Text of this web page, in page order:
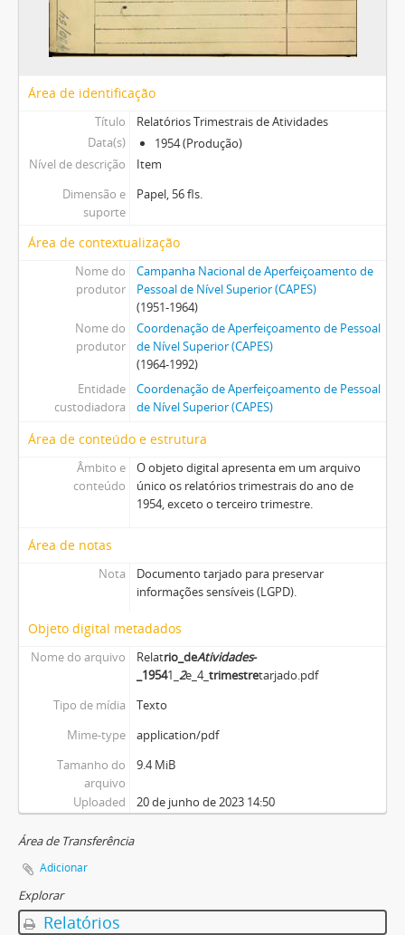
Área de identificação
Título
Relatórios Trimestrais de Atividades
Data(s)
1954 (Produção)
Nível de descrição
Item
Dimensão e
suporte
Papel, 56 fls.
Área de contextualização
Nome do
produtor
Campanha Nacional de Aperfeiçoamento de
Pessoal de Nível Superior (CAPES)
(1951-1964)
Nome do
produtor
Coordenação de Aperfeiçoamento de Pessoal
de Nível Superior (CAPES)
(1964-1992)
Entidade
custodiadora
Coordenação de Aperfeiçoamento de Pessoal
de Nível Superior (CAPES)
Área de conteúdo e estrutura
Âmbito e
conteúdo
O objeto digital apresenta em um arquivo
único os relatórios trimestrais do ano de
1954, exceto o terceiro trimestre.
Área de notas
Nota
Documento tarjado para preservar
informações sensíveis (LGPD).
Objeto digital metadados
Nome do arquivo Relatrio_deAtividades-
_19541_ 2e_4_ trimestretarjado.pdf
Tipo de mídia
Texto
Mime-type
application/pdf
Tamanho do
arquivo
9.4 MiB
Uploaded 20 de junho de 2023 14:50
Área de Transferência
Adicionar
Explorar
Relatórios